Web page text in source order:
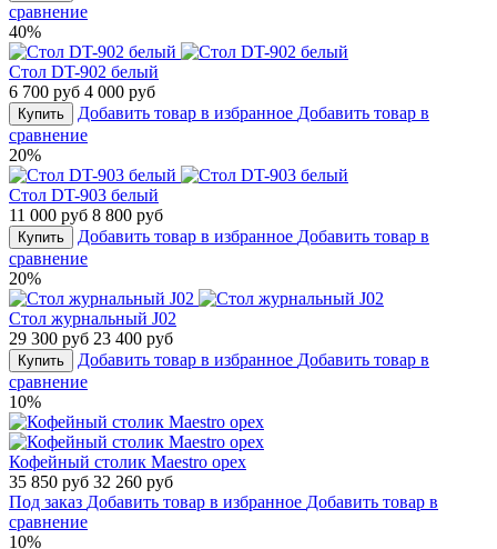
сравнение
40%
Стол DT-902 белый
6 700 руб 4 000 руб
Купить Добавить товар в избранное Добавить товар в
сравнение
20%
Стол DT-903 белый
11 000 руб 8 800 руб
Купить Добавить товар в избранное Добавить товар в
сравнение
20%
Стол журнальный J02
29 300 руб 23 400 руб
Купить Добавить товар в избранное Добавить товар в
сравнение
10%
Кофейный столик Maestro орех
35 850 руб 32 260 руб
Под заказ Добавить товар в избранное Добавить товар в
сравнение
10%